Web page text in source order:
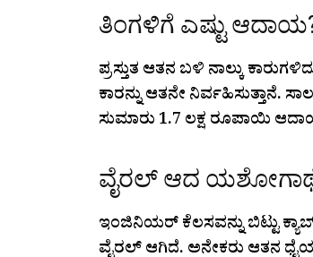
ತಿಂಗಳಿಗೆ ಎಷ್ಟು
ಪ್ರಸ್ತುತ ಆತನ ಬಳಿ ನಾಲ್ಕು
ಕಾರನ್ನು ಆತನೇ ನಿರ್ವಹಿಸುತ್ತಾನೆ.
ಸುಮಾರು 1.7 ಲಕ್ಷ ರೂಪಾಯಿ
ವೈರಲ್ ಆದ
ಇಂಜಿನಿಯರ್‌ ಕೆಲಸವನ್ನು ಬಿಟ್ಟು
ವೈರಲ್‌ ಆಗಿದೆ. ಅನೇಕರು ಆತನ